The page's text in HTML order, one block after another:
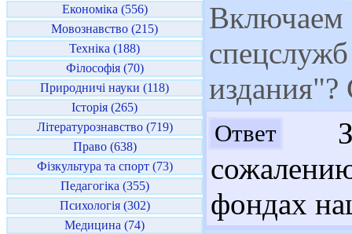
Економіка (556)
Мовознавство (215)
Техніка (188)
Філософія (70)
Природничі науки (118)
Історія (265)
Літературознавство (719)
Право (638)
Фізкультура та спорт (73)
Педагогіка (355)
Психологія (302)
Медицина (74)
Включаем
издания"?
Ответ
фондах